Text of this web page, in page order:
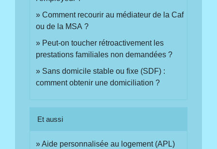
Comment recourir au médiateur de la Caf
ou de la MSA ?
Peut-on toucher rétroactivement les
prestations familiales non demandées ?
Sans domicile stable ou fixe (SDF) :
comment obtenir une domiciliation ?
Et aussi
Aide personnalisée au logement (APL)